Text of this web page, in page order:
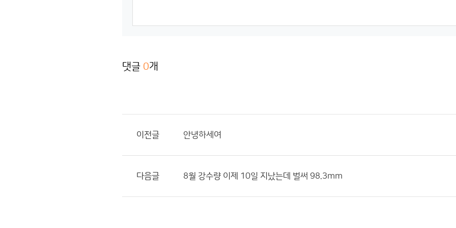
댓글 0개
이전글 안녕하세여
다음글 8월 강수량 이제 10일 지났는데 벌써 98.3mm